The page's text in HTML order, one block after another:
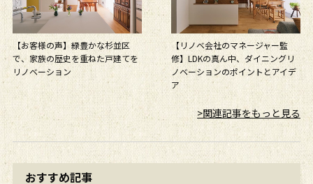
【お客様の声】緑豊かな杉並区
で、家族の歴史を重ねた戸建てを
リノベーション
【リノベ会社のマネージャー監
修】LDKの真ん中、ダイニングリ
ノベーションのポイントとアイデ
ア
>関連記事をもっと見る
おすすめ記事